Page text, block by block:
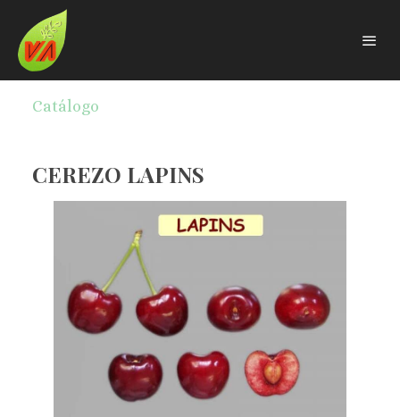
Catálogo
CEREZO LAPINS